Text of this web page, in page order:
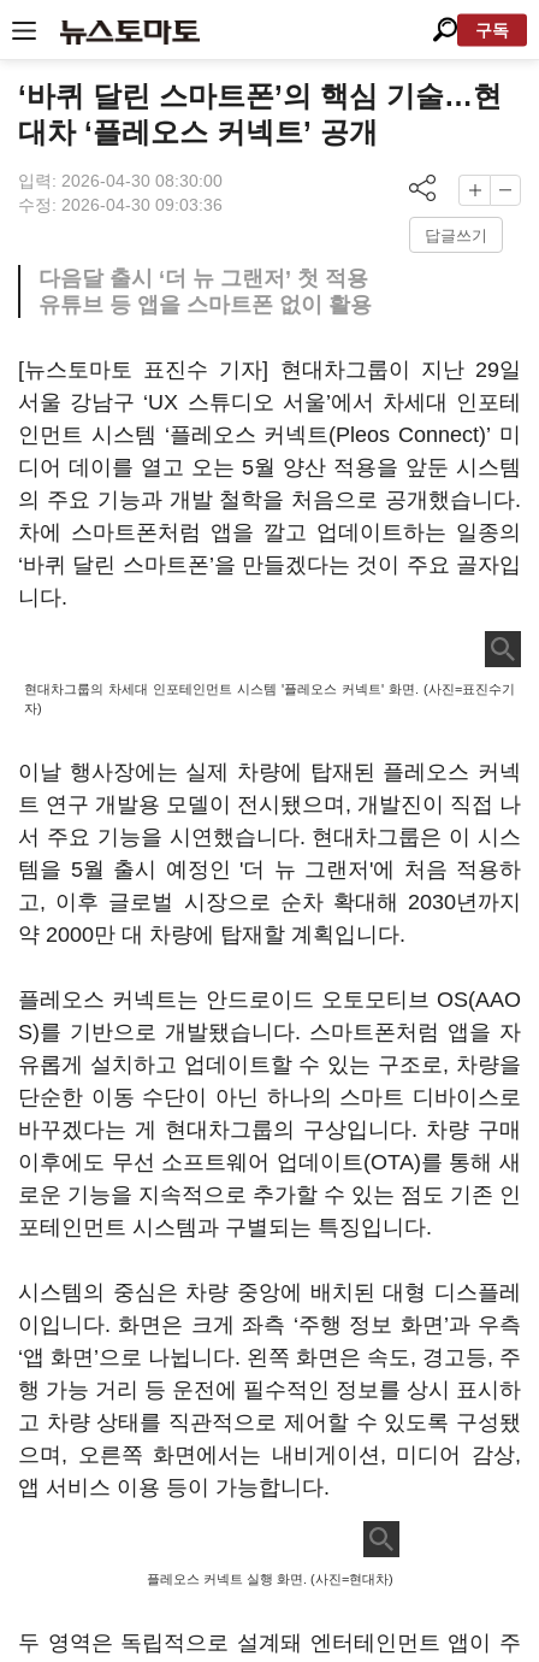
구독
‘바퀴 달린 스마트폰’의 핵심 기술…현
대차 ‘플레오스 커넥트’ 공개
입력: 2026-04-30 08:30:00
수정: 2026-04-30 09:03:36
답글쓰기
다음달 출시 ‘더 뉴 그랜저’ 첫 적용
유튜브 등 앱을 스마트폰 없이 활용
[뉴스토마토 표진수 기자] 현대차그룹이 지난 29일
서울 강남구 ‘UX 스튜디오 서울’에서 차세대 인포테
인먼트 시스템 ‘플레오스 커넥트(Pleos Connect)’ 미
디어 데이를 열고 오는 5월 양산 적용을 앞둔 시스템
의 주요 기능과 개발 철학을 처음으로 공개했습니다.
차에 스마트폰처럼 앱을 깔고 업데이트하는 일종의
‘바퀴 달린 스마트폰’을 만들겠다는 것이 주요 골자입
니다.
현대차그룹의 차세대 인포테인먼트 시스템 '플레오스 커넥트' 화면. (사진=표진수기
자)
이날 행사장에는 실제 차량에 탑재된 플레오스 커넥
트 연구 개발용 모델이 전시됐으며, 개발진이 직접 나
서 주요 기능을 시연했습니다. 현대차그룹은 이 시스
템을 5월 출시 예정인 '더 뉴 그랜저'에 처음 적용하
고, 이후 글로벌 시장으로 순차 확대해 2030년까지
약 2000만 대 차량에 탑재할 계획입니다.
플레오스 커넥트는 안드로이드 오토모티브 OS(AAO
S)를 기반으로 개발됐습니다. 스마트폰처럼 앱을 자
유롭게 설치하고 업데이트할 수 있는 구조로, 차량을
단순한 이동 수단이 아닌 하나의 스마트 디바이스로
바꾸겠다는 게 현대차그룹의 구상입니다. 차량 구매
이후에도 무선 소프트웨어 업데이트(OTA)를 통해 새
로운 기능을 지속적으로 추가할 수 있는 점도 기존 인
포테인먼트 시스템과 구별되는 특징입니다.
시스템의 중심은 차량 중앙에 배치된 대형 디스플레
이입니다. 화면은 크게 좌측 ‘주행 정보 화면’과 우측
‘앱 화면’으로 나뉩니다. 왼쪽 화면은 속도, 경고등, 주
행 가능 거리 등 운전에 필수적인 정보를 상시 표시하
고 차량 상태를 직관적으로 제어할 수 있도록 구성됐
으며, 오른쪽 화면에서는 내비게이션, 미디어 감상,
앱 서비스 이용 등이 가능합니다.
플레오스 커넥트 실행 화면. (사진=현대차)
두 영역은 독립적으로 설계돼 엔터테인먼트 앱이 주